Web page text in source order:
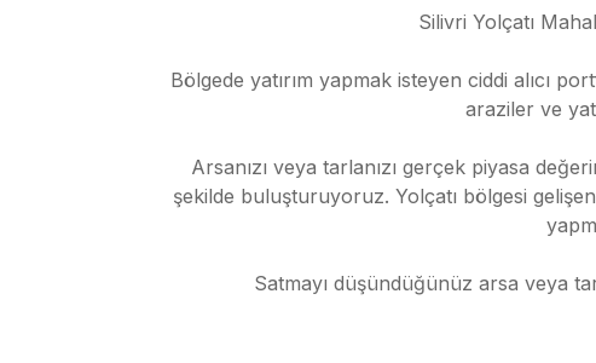
Silivri Yolçatı
Bölgede yatırım yapmak isteyen ciddi alıcı
araziler ve
Arsanızı veya tarlanızı gerçek piyasa
şekilde buluşturuyoruz. Yolçatı bölgesi
Satmayı düşündüğünüz arsa veya